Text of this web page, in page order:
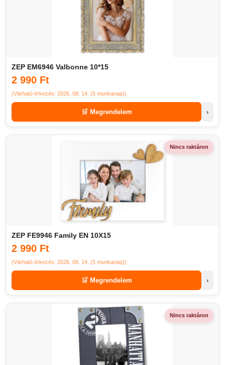
ZEP EM6946 Valbonne 10*15
2 990 Ft
(Várható érkezés: 2026. 08. 14. (5 munkanap))
🛒 Megrendelem ›
Nincs raktáron
ZEP FE9946 Family EN 10X15
2 990 Ft
(Várható érkezés: 2026. 08. 14. (5 munkanap))
🛒 Megrendelem ›
Nincs raktáron